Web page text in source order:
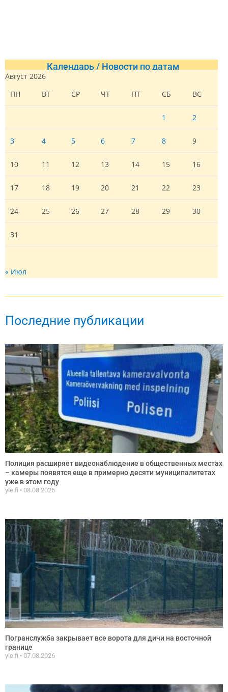
Календарь / Новости по датам
Август 2026
ПН
ВТ СР ЧТ ПТ СБ ВС
1 2
3 4 5 6 7 8 9
10 11 12 13 14 15 16
17 18 19 20 21 22 23
24 25 26 27 28 29 30
31
« Июл
Последние публикации
Полиция расширяет видеонаблюдение в общественных местах
– камеры появятся еще в примерно десяти муниципалитетах
уже в этом году
yle.fi 08.08.2026
Погранслужба закрывает все ворота для дичи на восточной
границе
yle.fi 07.08.2026